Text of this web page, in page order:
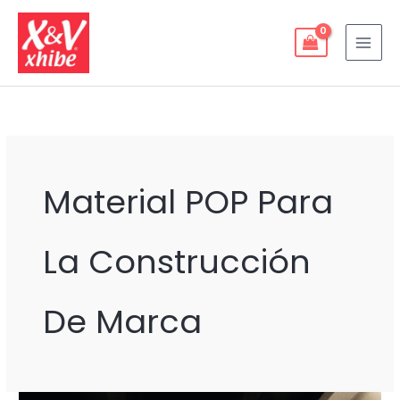
contenido
Material POP Para
La Construcción
De Marca